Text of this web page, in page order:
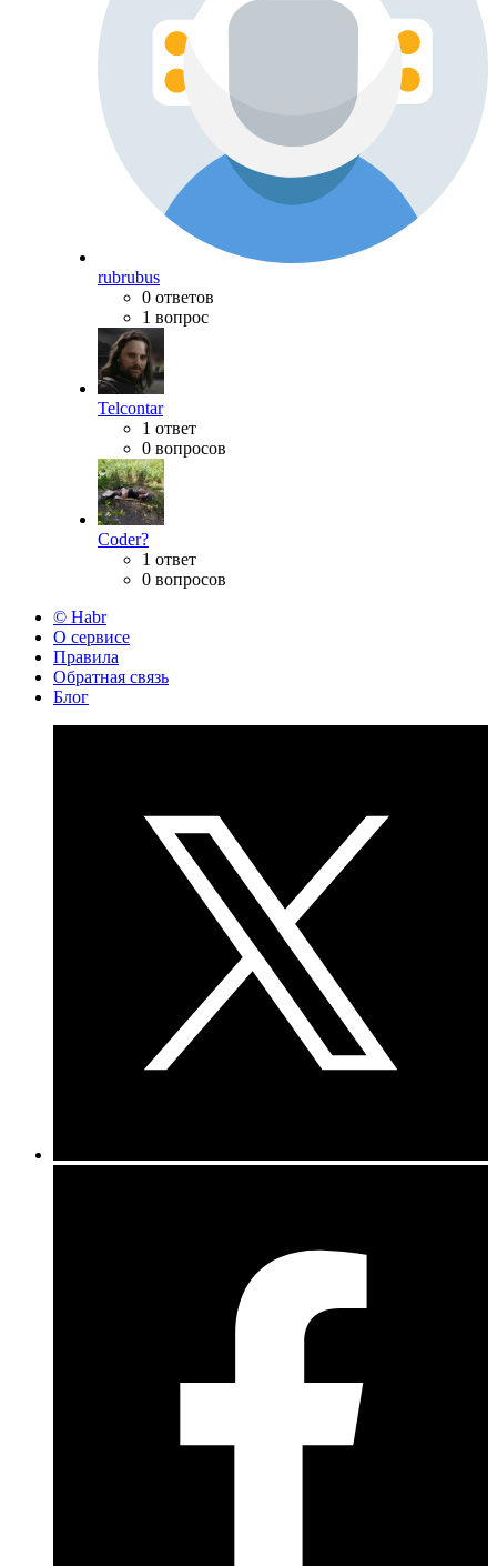
rubrubus
0 ответов
1 вопрос
Telcontar
1 ответ
0 вопросов
Coder?
1 ответ
0 вопросов
© Habr
О сервисе
Правила
Обратная связь
Блог